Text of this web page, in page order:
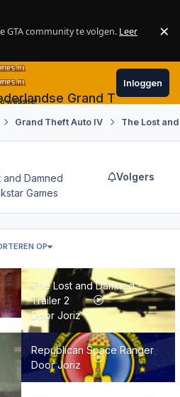
GTA community te volgen. Leer
×
Grand Theft Auto
website!
Inloggen
Grand Theft Auto IV The Lost
and Damned
Games
Volgers
OP
The Lost and Damned - Trailer 2
The Lost and Damned -
Trailer 2
Door Joriz
Republican Space Ranger
Republican Space Ranger
DoorJoriz